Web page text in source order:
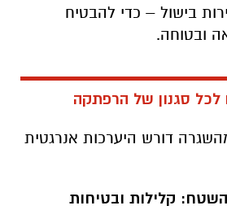
בישול – כדי להבטיח
ובטוחה.
לכל סגנון של הרפתקה
דורש היערכות אנרגטית
קלילות ובטיחות